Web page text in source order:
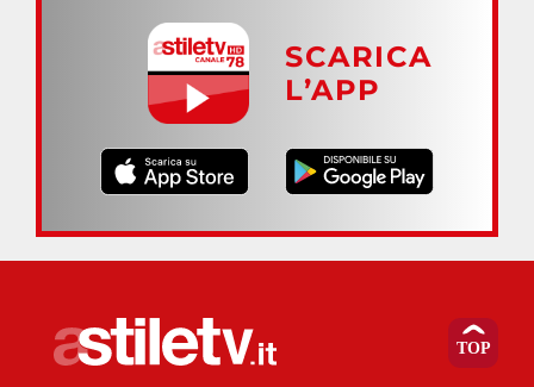
SCARICA
L’APP